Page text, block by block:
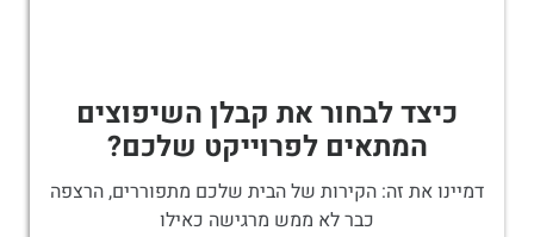
כיצד לבחור את קבלן השיפוצים
המתאים לפרוייקט שלכם?
דמיינו את זה: הקירות של הבית שלכם מתפוררים, הרצפה
כבר לא ממש מרגישה כאילו